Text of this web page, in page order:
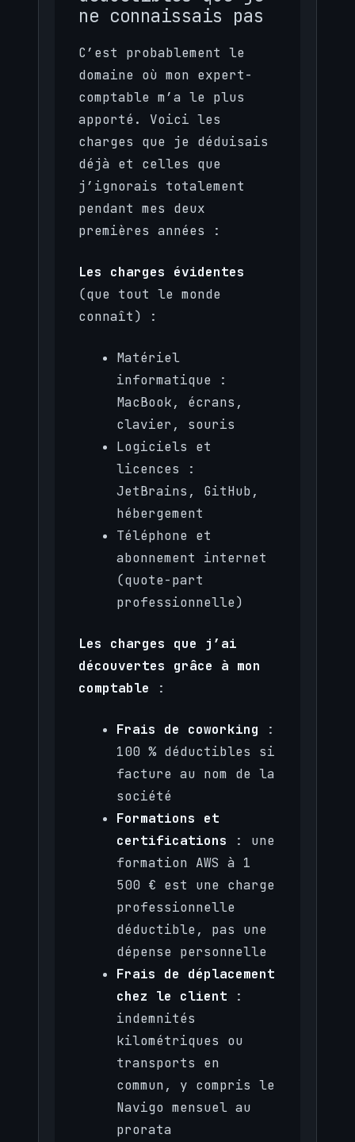
ne connaissais pas
C’est probablement le
domaine où mon expert-
comptable m’a le plus
apporté. Voici les
charges que je déduisais
déjà et celles que
j’ignorais totalement
pendant mes deux
premières années :
Les charges évidentes
(que tout le monde
connaît) :
Matériel
informatique :
MacBook, écrans,
clavier, souris
Logiciels et
licences :
JetBrains, GitHub,
hébergement
Téléphone et
abonnement internet
(quote-part
professionnelle)
Les charges que j’ai
découvertes grâce à mon
comptable :
Frais de coworking :
100 % déductibles si
facture au nom de la
société
Formations et
certifications : une
formation AWS à 1
500 € est une charge
professionnelle
déductible, pas une
dépense personnelle
Frais de déplacement
chez le client :
indemnités
kilométriques ou
transports en
commun, y compris le
Navigo mensuel au
prorata